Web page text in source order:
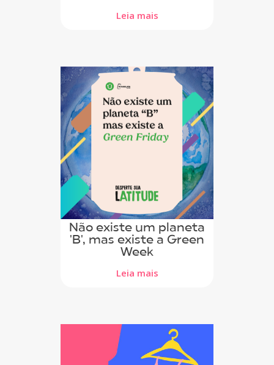
Leia mais
Não existe um planeta
'B', mas existe a Green
Week
Leia mais